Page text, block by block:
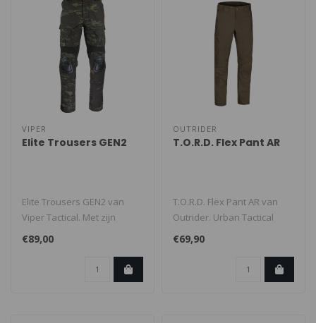
VIPER
Elite Trousers GEN2
Elite Trousers GEN2 van
Viper Tactical. Met zijn
meerdere verstel
mogelijkheden ..
€89,00
OUTRIDER
T.O.R.D. Flex Pant AR
T.O.R.D. Flex Pant AR van
Outrider. Urban Tactical
broek met een hoog
comfort en..
€69,90